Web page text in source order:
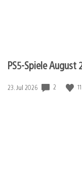
PS5-Spiele August
Veröffentlichungsdatum:
23. Jul 2026 2 11